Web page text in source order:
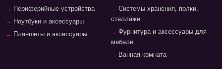
Периферийные устройства
Ноутбуки и аксессуары
Планшеты и аксессуары
Системы хранения, полки,
стеллажи
Фурнитура и аксессуары для
мебели
Ванная комната